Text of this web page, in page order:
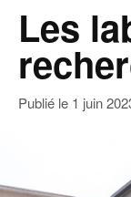
Les
Publié le 1 juin